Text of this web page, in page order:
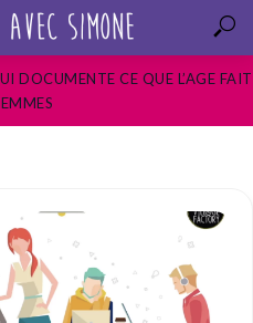
DOCUMENTE CE QUE L’AGE FAIT